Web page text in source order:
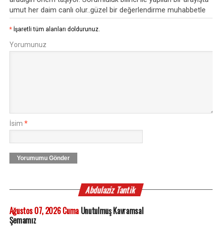
umut her daim canlı olur..güzel bir değerlendirme muhabbetle
* İşaretli tüm alanları doldurunuz.
Yorumunuz
İsim *
Yorumumu Gönder
Abdulaziz Tantik
Ağustos 07, 2026 CumaUnutulmuş Kavramsal
Şemamız